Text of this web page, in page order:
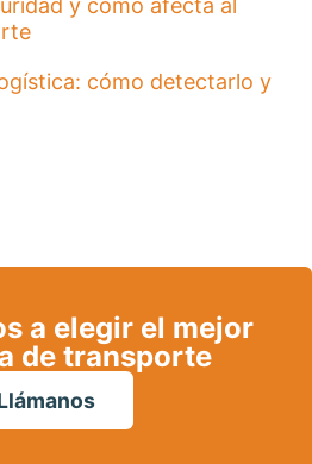
y cómo afecta al
cómo detectarlo y
a elegir el mejor
de transporte